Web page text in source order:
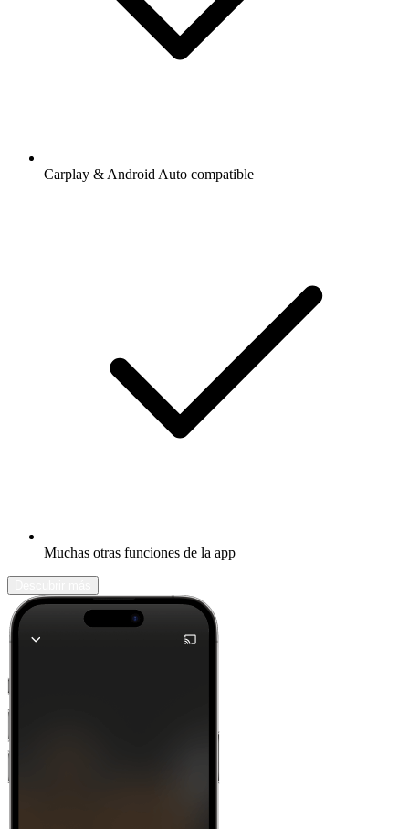
Carplay & Android Auto compatible
Muchas otras funciones de la app